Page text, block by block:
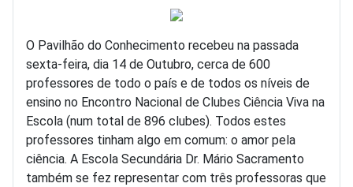
O Pavilhão do Conhecimento recebeu na passada
sexta-feira, dia 14 de Outubro, cerca de 600
professores de todo o país e de todos os níveis de
ensino no Encontro Nacional de Clubes Ciência Viva na
Escola (num total de 896 clubes). Todos estes
professores tinham algo em comum: o amor pela
ciência. A Escola Secundária Dr. Mário Sacramento
também se fez representar com três professoras que